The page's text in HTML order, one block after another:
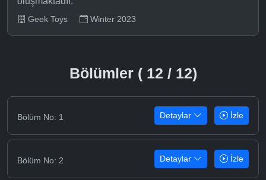
Geek Toys Winter 2023
Bölümler ( 12 / 12)
Bölüm No: 1 Detaylar İzle
Bölüm No: 2 Detaylar İzle